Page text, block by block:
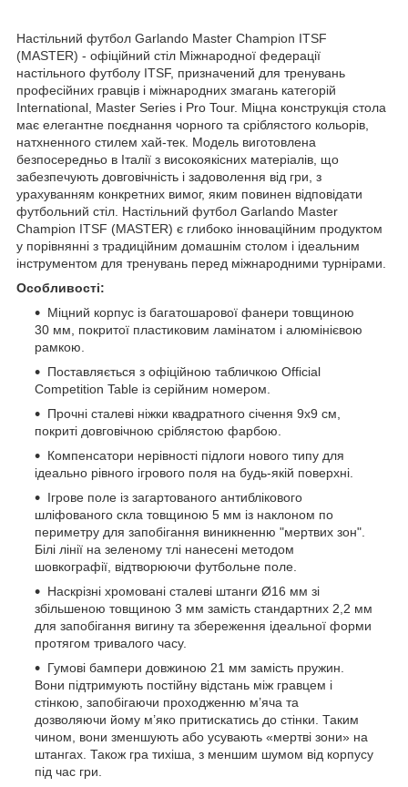
Настільний футбол Garlando Master Champion ITSF
(MASTER) - офіційний стіл Міжнародної федерації
настільного футболу ITSF, призначений для тренувань
професійних гравців і міжнародних змагань категорій
International, Master Series і Pro Tour. Міцна конструкція стола
має елегантне поєднання чорного та сріблястого кольорів,
натхненного стилем хай-тек. Модель виготовлена
безпосередньо в Італії з високоякісних матеріалів, що
забезпечують довговічність і задоволення від гри, з
урахуванням конкретних вимог, яким повинен відповідати
футбольний стіл. Настільний футбол Garlando Master
Champion ITSF (MASTER) є глибоко інноваційним продуктом
у порівнянні з традиційним домашнім столом і ідеальним
інструментом для тренувань перед міжнародними турнірами.
Особливості:
Міцний корпус із багатошарової фанери товщиною
30 мм, покритої пластиковим ламінатом і алюмінієвою
рамкою.
Поставляється з офіційною табличкою Official
Competition Table із серійним номером.
Прочні сталеві ніжки квадратного січення 9х9 см,
покриті довговічною сріблястою фарбою.
Компенсатори нерівності підлоги нового типу для
ідеально рівного ігрового поля на будь-якій поверхні.
Ігрове поле із загартованого антиблікового
шліфованого скла товщиною 5 мм із наклоном по
периметру для запобігання виникненню "мертвих зон".
Білі лінії на зеленому тлі нанесені методом
шовкографії, відтворюючи футбольне поле.
Наскрізні хромовані сталеві штанги Ø16 мм зі
збільшеною товщиною 3 мм замість стандартних 2,2 мм
для запобігання вигину та збереження ідеальної форми
протягом тривалого часу.
Гумові бампери довжиною 21 мм замість пружин.
Вони підтримують постійну відстань між гравцем і
стінкою, запобігаючи проходженню м’яча та
дозволяючи йому м’яко притискатись до стінки. Таким
чином, вони зменшують або усувають «мертві зони» на
штангах. Також гра тихіша, з меншим шумом від корпусу
під час гри.